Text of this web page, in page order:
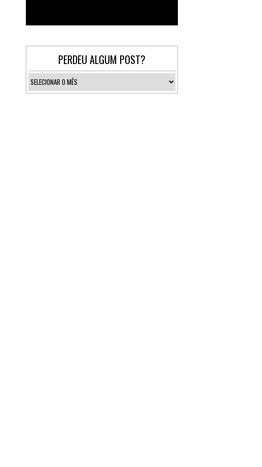
PERDEU ALGUM POST?